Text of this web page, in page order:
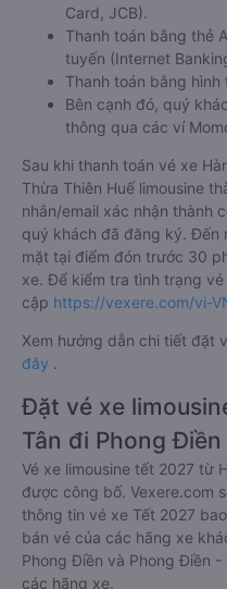
Card, JCB).
Thanh toán bằng thẻ
tuyến (Internet
Thanh toán bằng
Bên cạnh đó, quý
thông qua các ví
Sau khi thanh toán vé xe
Thừa Thiên Huế limousine
nhắn/email xác nhận thành
quý khách đã đăng ký. Đến
mặt tại điểm đón trước 30
xe. Để kiểm tra tình trạng
cập https://vexere.com/vi-
Xem hướng dẫn chi tiết đặt
đây .
Đặt vé xe
Tân đi Phong Điền
Vé xe limousine tết 2027 từ
được công bố. Vexere.com
thông tin vé xe Tết 2027
bán vé của các hãng xe
Phong Điền và Phong Điền
các hãng xe.